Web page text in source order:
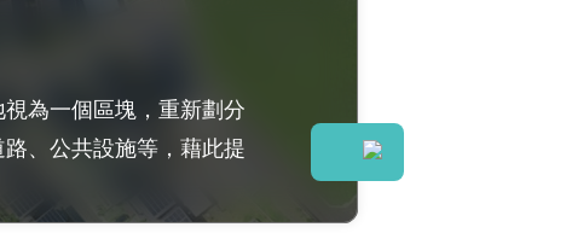
為一個區塊，重新劃分
、公共設施等，藉此提